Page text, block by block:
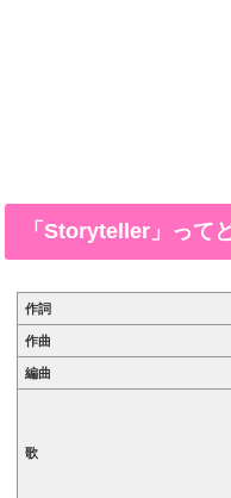
「Storyteller」って
作詞
作曲
編曲
歌